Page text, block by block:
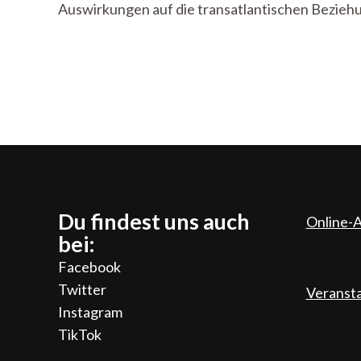
Auswirkungen auf die transatlantischen
Du findest uns auch
bei:
Facebook
Twitter
Instagram
TikTok
Online-